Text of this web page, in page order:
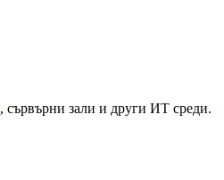
, сървърни зали и други ИТ среди.